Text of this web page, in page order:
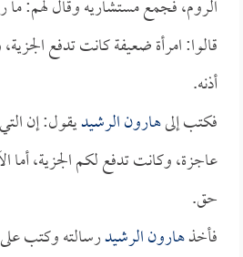
الروم، فجمع مستشاريه وقال لهم: ما
قالوا: امرأة ضعيفة كانت تدفع
أذنه.
فكتب إلىهارون الرشيديقول: إن
عاجزة، وكانت تدفع لكم الجزية، أما
حق.
فأخذهارون الرشيدرسالته وكتب